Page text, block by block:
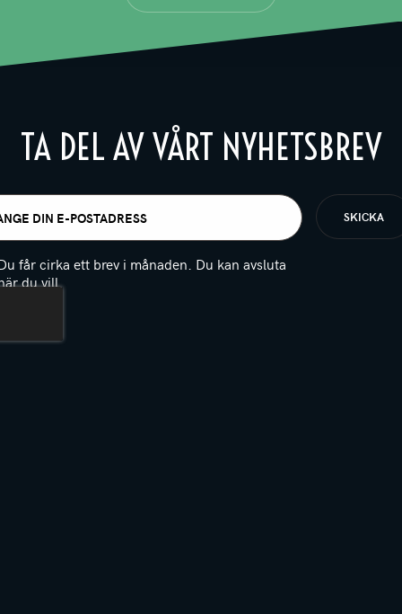
TA DEL AV VÅRT NYHETSBREV
får cirka ett brev i månaden. Du kan avsluta
du vill.